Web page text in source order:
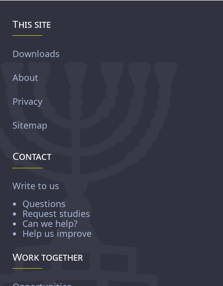
This site
Downloads
About
Privacy
Sitemap
Contact
Write to us
Questions
Request studies
Can we help?
Help us improve
Work together